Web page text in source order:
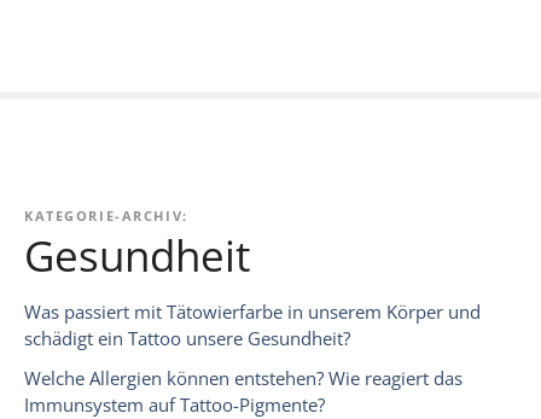
KATEGORIE-ARCHIV:
Gesundheit
Was passiert mit Tätowierfarbe in unserem Körper und
schädigt ein Tattoo unsere Gesundheit?
Welche Allergien können entstehen? Wie reagiert das
Immunsystem auf Tattoo-Pigmente?